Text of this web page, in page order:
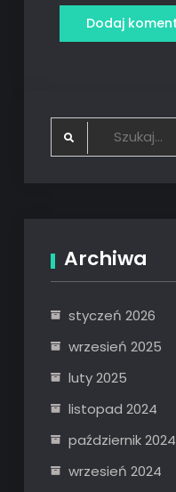
Search
Archiwa
styczeń 2026
wrzesień 2025
luty 2025
listopad 2024
październik 2024
wrzesień 2024